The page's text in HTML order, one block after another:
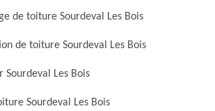
de toiture Sourdeval Les Bois
de toiture Sourdeval Les Bois
Sourdeval Les Bois
Sourdeval Les Bois